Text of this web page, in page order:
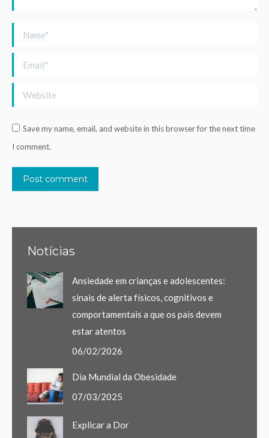
Name *
Email *
Website
Save my name, email, and website in this browser for the next time
I comment.
Post comment
Notícias
Ansiedade em crianças e adolescentes:
sinais de alerta físicos, cognitivos e
comportamentais a que os pais devem
estar atentos
06/02/2026
Dia Mundial da Obesidade
07/03/2025
Explicar a Dor